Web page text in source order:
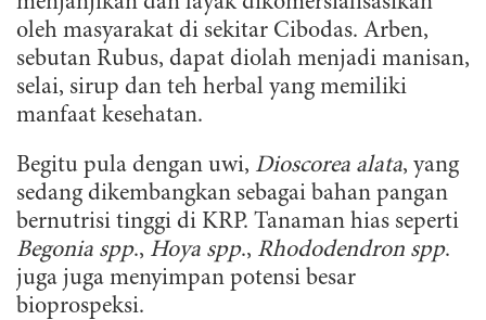
oleh masyarakat di sekitar Cibodas. Arben,
sebutan Rubus, dapat diolah menjadi manisan,
selai, sirup dan teh herbal yang memiliki
manfaat kesehatan.
Begitu pula dengan uwi, Dioscorea alata, yang
sedang dikembangkan sebagai bahan pangan
bernutrisi tinggi di KRP. Tanaman hias seperti
Begonia spp., Hoya spp., Rhododendron spp.
juga juga menyimpan potensi besar
bioprospeksi.